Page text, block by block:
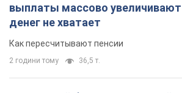
выплаты массово увеличивают
денег не хватает
Как пересчитывают пенсии
2 години тому 36,5 т.